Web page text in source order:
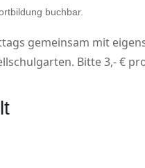
buchbar.
gemeinsam mit
Bitte 3,- €